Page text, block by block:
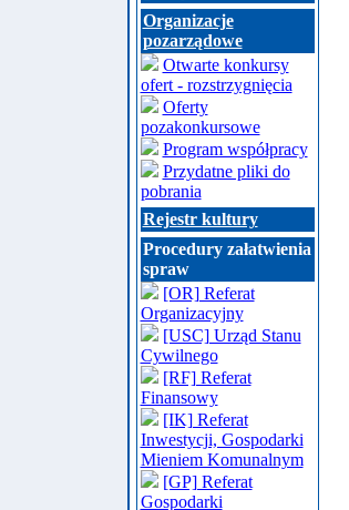
Organizacje
pozarządowe
Otwarte konkursy
ofert - rozstrzygnięcia
Oferty
pozakonkursowe
Program współpracy
Przydatne pliki do
pobrania
Rejestr kultury
Procedury załatwienia
spraw
[OR] Referat
Organizacyjny
[USC] Urząd Stanu
Cywilnego
[RF] Referat
Finansowy
[IK] Referat
Inwestycji, Gospodarki
Mieniem Komunalnym
[GP] Referat
Gospodarki